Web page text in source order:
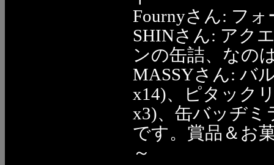
Fournyさん: フォ
SHINさん: アク
ンの缶詰、なの
MASSYさん: バ
x14)、ピタック
x3)、缶バッヂミ
です。賞品＆お
～